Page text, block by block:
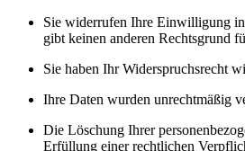
Sie widerrufen Ihre Einwilligung
gibt keinen anderen Rechtsgrund
Sie haben Ihr Widerspruchsrecht
Ihre Daten wurden unrechtmäßig
Die Löschung Ihrer
Erfüllung einer rechtlichen